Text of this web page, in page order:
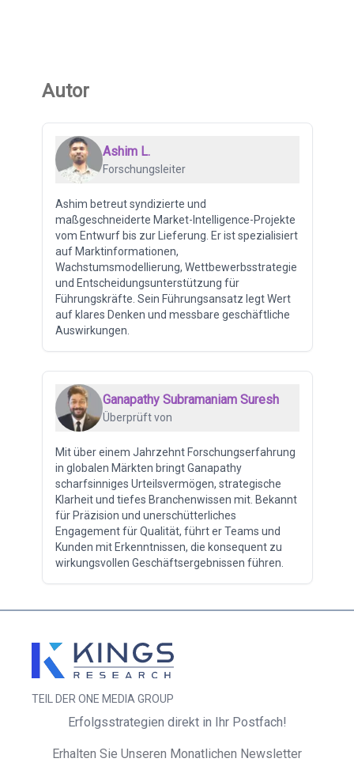
Autor
Ashim L.
Forschungsleiter
Ashim betreut syndizierte und
maßgeschneiderte Market-Intelligence-Projekte
vom Entwurf bis zur Lieferung. Er ist spezialisiert
auf Marktinformationen,
Wachstumsmodellierung, Wettbewerbsstrategie
und Entscheidungsunterstützung für
Führungskräfte. Sein Führungsansatz legt Wert
auf klares Denken und messbare geschäftliche
Auswirkungen.
Ganapathy Subramaniam Suresh
Überprüft von
Mit über einem Jahrzehnt Forschungserfahrung
in globalen Märkten bringt Ganapathy
scharfsinniges Urteilsvermögen, strategische
Klarheit und tiefes Branchenwissen mit. Bekannt
für Präzision und unerschütterliches
Engagement für Qualität, führt er Teams und
Kunden mit Erkenntnissen, die konsequent zu
wirkungsvollen Geschäftsergebnissen führen.
TEIL DER ONE MEDIA GROUP
Erfolgsstrategien direkt in Ihr Postfach!
Erhalten Sie Unseren Monatlichen Newsletter